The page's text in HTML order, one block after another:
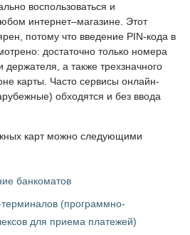
воспользоваться и
интернет–магазине. Этот
потому что введение PIN-кода в
достаточно только номера
а также трехзначного
карты. Часто сервисы онлайн-
обходятся и без ввода
карт можно следующими
банкоматов
(программно-
для приема платежей)